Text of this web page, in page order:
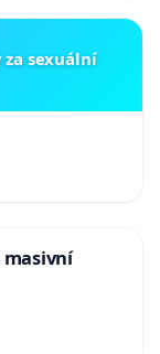
sexuální
masivní